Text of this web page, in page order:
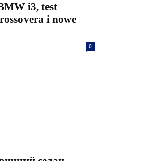
i3, test
i nowe
0